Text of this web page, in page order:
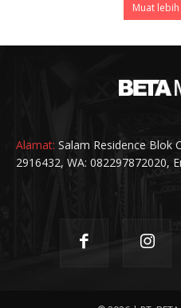
Muat
Alamat: Salam Residence Blok
2916432, WA: 082297872020,